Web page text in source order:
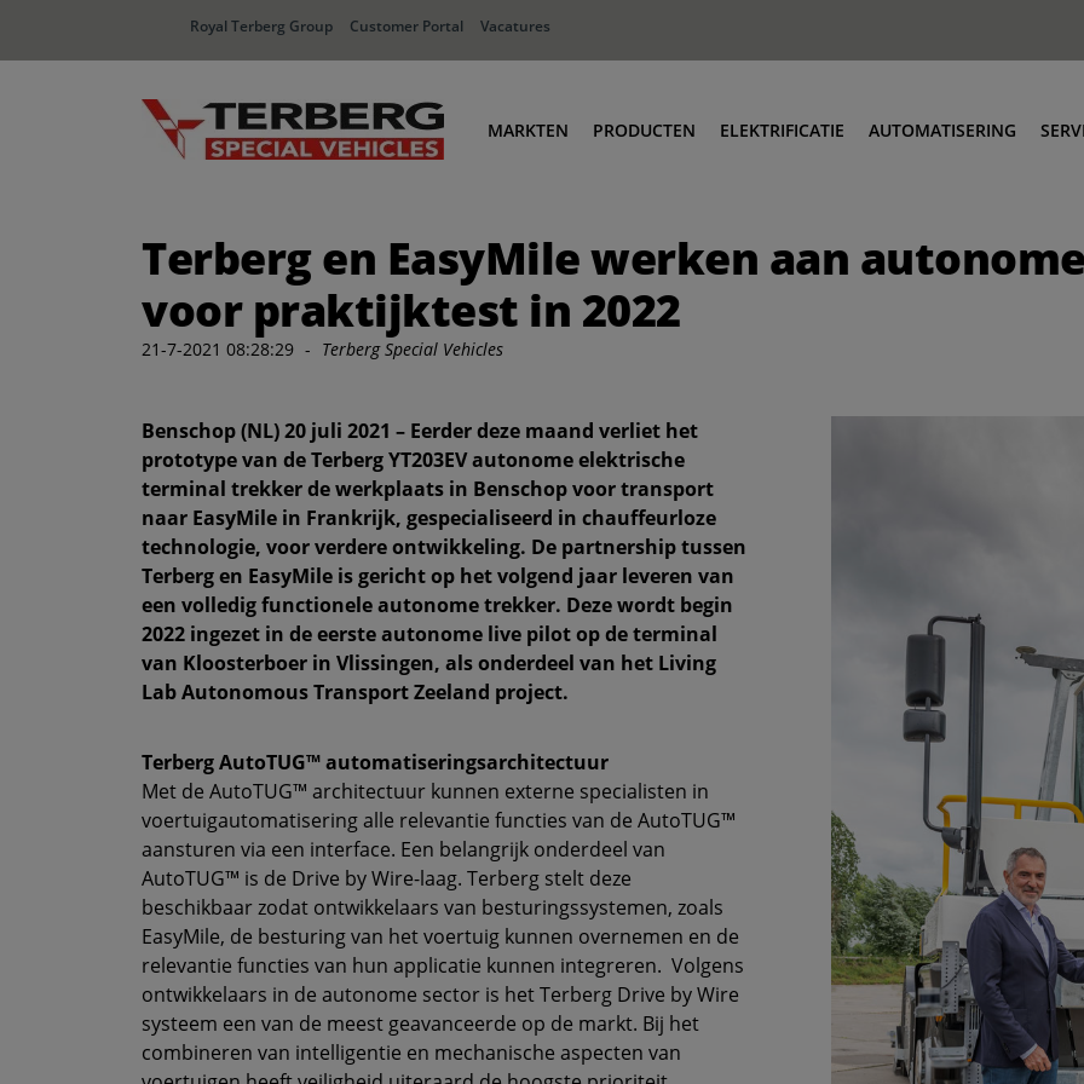
Royal Terberg Group Customer Portal Vacatures
MARKTEN
Distributie
Industrie
Afval & Recycling
PRODUCTEN
Roro & industriële trekkers
Lage instap trekkers
Body Carriers
Heftrucks I Reach Stackers
ELEKTRIFICATIE AUTOMATISERING
Terberg en EasyMile werken aan
voor praktijktest in 2022
21-7-2021 08:28:29 - Terberg Special Vehicles
Benschop (NL) 20 juli 2021 – Eerder deze maand verliet het
prototype van de Terberg YT203EV autonome elektrische
terminal trekker de werkplaats in Benschop voor transport
naar EasyMile in Frankrijk, gespecialiseerd in chauffeurloze
technologie, voor verdere ontwikkeling. De partnership tussen
Terberg en EasyMile is gericht op het volgend jaar leveren van
een volledig functionele autonome trekker. Deze wordt begin
2022 ingezet in de eerste autonome live pilot op de terminal
van Kloosterboer in Vlissingen, als onderdeel van het Living
Lab Autonomous Transport Zeeland project.
Terberg AutoTUG™ automatiseringsarchitectuur
Met de AutoTUG™ architectuur kunnen externe specialisten in
voertuigautomatisering alle relevantie functies van de AutoTUG™
aansturen via een interface. Een belangrijk onderdeel van
AutoTUG™ is de Drive by Wire-laag. Terberg stelt deze
beschikbaar zodat ontwikkelaars van besturingssystemen, zoals
EasyMile, de besturing van het voertuig kunnen overnemen en de
relevantie functies van hun applicatie kunnen integreren. Volgens
ontwikkelaars in de autonome sector is het Terberg Drive by Wire
systeem een van de meest geavanceerde op de markt. Bij het
combineren van intelligentie en mechanische aspecten van